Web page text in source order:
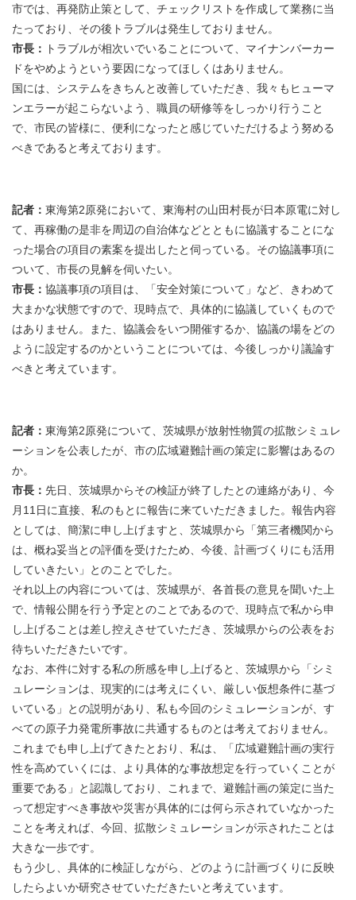
市では、再発防止策として、チェックリストを作成して業務に当
たっており、その後トラブルは発生しておりません。
市長：
トラブルが相次いでいることについて、マイナンバーカー
ドをやめようという要因になってほしくはありません。
国には、システムをきちんと改善していただき、我々もヒューマ
ンエラーが起こらないよう、職員の研修等をしっかり行うこと
で、市民の皆様に、便利になったと感じていただけるよう努める
べきであると考えております。
記者： 東海第2原発において、東海村の山田村長が日本原電に対し
て、再稼働の是非を周辺の自治体などとともに協議することにな
った場合の項目の素案を提出したと伺っている。その協議事項に
ついて、市長の見解を伺いたい。
市長： 協議事項の項目は、「安全対策について」など、きわめて
大まかな状態ですので、現時点で、具体的に協議していくもので
はありません。また、協議会をいつ開催するか、協議の場をどの
ように設定するのかということについては、今後しっかり議論す
べきと考えています。
記者： 東海第2原発について、茨城県が放射性物質の拡散シミュレ
ーションを公表したが、市の広域避難計画の策定に影響はあるの
か。
市長： 先日、茨城県からその検証が終了したとの連絡があり、今
月11日に直接、私のもとに報告に来ていただきました。報告内容
としては、簡潔に申し上げますと、茨城県から「第三者機関から
は、概ね妥当との評価を受けたため、今後、計画づくりにも活用
していきたい」とのことでした。
それ以上の内容については、茨城県が、各首長の意見を聞いた上
で、情報公開を行う予定とのことであるので、現時点で私から申
し上げることは差し控えさせていただき、茨城県からの公表をお
待ちいただきたいです。
なお、本件に対する私の所感を申し上げると、茨城県から「シミ
ュレーションは、現実的には考えにくい、厳しい仮想条件に基づ
いている」との説明があり、私も今回のシミュレーションが、す
べての原子力発電所事故に共通するものとは考えておりません。
これまでも申し上げてきたとおり、私は、「広域避難計画の実行
性を高めていくには、より具体的な事故想定を行っていくことが
重要である」と認識しており、これまで、避難計画の策定に当た
って想定すべき事故や災害が具体的には何ら示されていなかった
ことを考えれば、今回、拡散シミュレーションが示されたことは
大きな一歩です。
もう少し、具体的に検証しながら、どのように計画づくりに反映
したらよいか研究させていただきたいと考えています。